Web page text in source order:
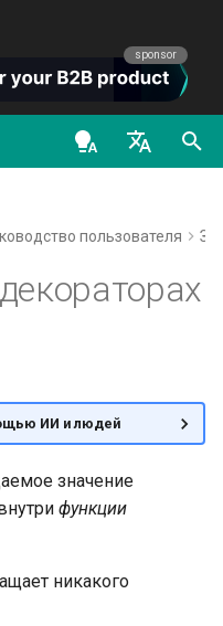
sponsor
국어
язык
мова
OAuth2 scopes
OpenAPI docs
пользователя
ИИ и людей
значение
функции
никакого